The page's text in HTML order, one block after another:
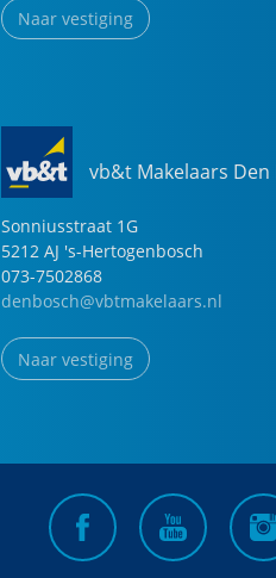
Naar vestiging
vb&t Makelaars Den
Sonniusstraat 1G
5212 AJ 's-Hertogenbosch
073-7502868
denbosch@vbtmakelaars.nl
Naar vestiging